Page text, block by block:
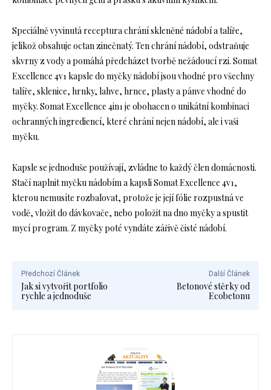
Speciálně vyvinutá receptura chrání skleněné nádobí a talíře,
jelikož obsahuje octan zinečnatý. Ten chrání nádobí, odstraňuje
skvrny z vody a pomáhá předcházet tvorbě nežádoucí rzi. Somat
Excellence 4v1 kapsle do myčky nádobí jsou vhodné pro všechny
talíře, sklenice, hrnky, lahve, hrnce, plasty a pánve vhodné do
myčky. Somat Excellence 4in1 je obohacen o unikátní kombinaci
ochranných ingrediencí, které chrání nejen nádobí, ale i vaši
myčku.
Kapsle se jednoduše používají, zvládne to každý člen domácnosti.
Stačí naplnit myčku nádobím a kapsli Somat Excellence 4v1,
kterou nemusíte rozbalovat, protože je její fólie rozpustná ve
vodě, vložit do dávkovače, nebo položit na dno myčky a spustit
mycí program. Z myčky poté vyndáte zářivě čisté nádobí.
Předchozí Článek
Jak si vytvořit portfolio
rychle a jednoduše
Další Článek
Betonové stěrky od
Ecobetonu